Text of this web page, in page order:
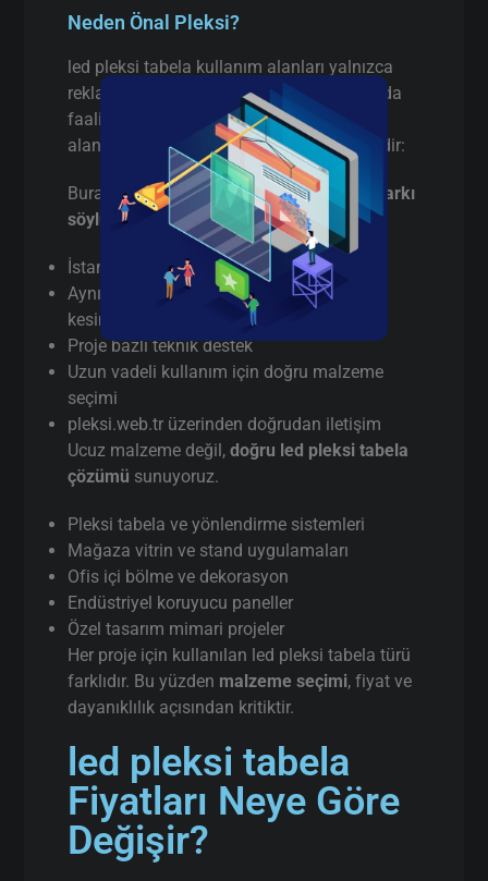
Neden Önal Pleksi?
led pleksi tabela kullanım alanları yalnızca
reklam sektörüyle sınırlı değildir. İstanbul’da
faaliyet gösteren birçok firma aşağıdaki
alanlarda led pleksi tabela tercih etmektedir:
Burada pazarlama yapmıyorum,gerçek farkı
söylüyorum
İstanbul’da gerçek üretici(aracı değil)
Aynı gün / hızlı terminli led pleksi tabela
kesim
Proje bazlı teknik destek
Uzun vadeli kullanım için doğru malzeme
seçimi
pleksi.web.tr üzerinden doğrudan iletişim
Ucuz malzeme değil,doğru led pleksi tabela
çözümü sunuyoruz.
Pleksi tabela ve yönlendirme sistemleri
Mağaza vitrin ve stand uygulamaları
Ofis içi bölme ve dekorasyon
Endüstriyel koruyucu paneller
Özel tasarım mimari projeler
Her proje için kullanılan led pleksi tabela türü
farklıdır. Bu yüzden malzeme seçimi, fiyat ve
dayanıklılık açısından kritiktir.
led pleksi tabela
Fiyatları Neye Göre
Değişir?